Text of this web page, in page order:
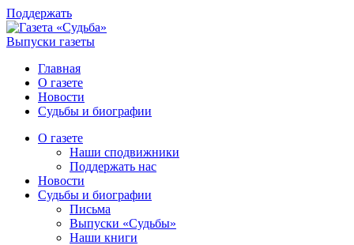
Поддержать
Выпуски газеты
Главная
О газете
Новости
Судьбы и биографии
О газете
Наши сподвижники
Поддержать нас
Новости
Судьбы и биографии
Письма
Выпуски «Судьбы»
Наши книги